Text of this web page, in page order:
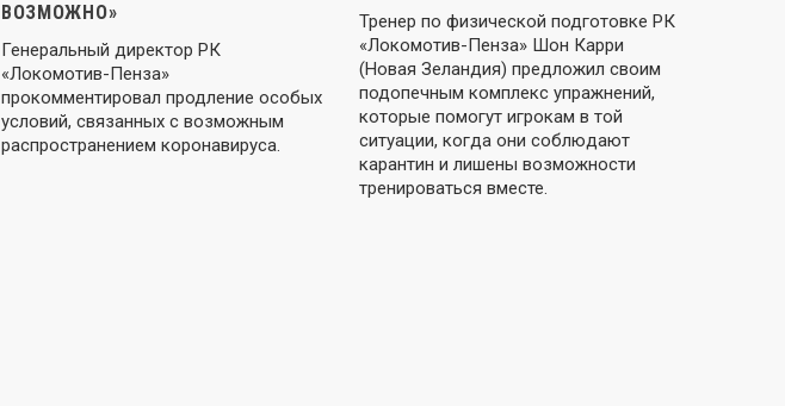
ВОЗМОЖНО»
Генеральный директор РК
«Локомотив-Пенза»
прокомментировал продление особых
условий, связанных с возможным
распространением коронавируса.
Тренер по физической подготовке РК
«Локомотив-Пенза» Шон Карри
(Новая Зеландия) предложил своим
подопечным комплекс упражнений,
которые помогут игрокам в той
ситуации, когда они соблюдают
карантин и лишены возможности
тренироваться вместе.